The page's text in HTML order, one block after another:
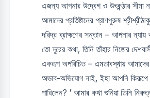
এজন্য আপনার উদ্বেগ ও উৎকন্ঠার সীমা
আমাদের প্রতিষ্টানের প্রাণপুরুষ
দরিদ্র ব্রাহ্মণের সন্তান – আপনার ন্যায়
তো দূরের কথা, তিনি তাঁহার নিজের
একরূপ অপরিচিত – এমতাবস্থায় আমাদের
অভাব-অভিযোগ নাই, ইহা আপনি কিরূপে
পারিলেন? ’ আমার কথা শুনিয়া তিনি